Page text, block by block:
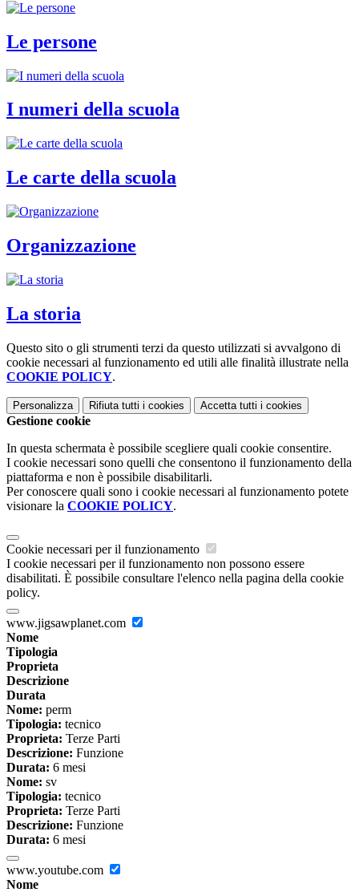
Le persone
I numeri della scuola
Le carte della scuola
Organizzazione
La storia
Questo sito o gli strumenti terzi da questo utilizzati si avvalgono di
cookie necessari al funzionamento ed utili alle finalità illustrate nella
COOKIE POLICY.
Personalizza Rifiuta tutti i cookies Accetta tutti i cookies
Gestione cookie
In questa schermata è possibile scegliere quali cookie consentire.
I cookie necessari sono quelli che consentono il funzionamento della
piattaforma e non è possibile disabilitarli.
Per conoscere quali sono i cookie necessari al funzionamento potete
visionare la COOKIE POLICY.
Cookie necessari per il funzionamento
I cookie necessari per il funzionamento non possono essere
disabilitati. È possibile consultare l'elenco nella pagina della cookie
policy.
www.jigsawplanet.com
Nome
Tipologia
Proprieta
Descrizione
Durata
Nome: perm
Tipologia: tecnico
Proprieta: Terze Parti
Descrizione: Funzione
Durata: 6 mesi
Nome: sv
Tipologia: tecnico
Proprieta: Terze Parti
Descrizione: Funzione
Durata: 6 mesi
www.youtube.com
Nome